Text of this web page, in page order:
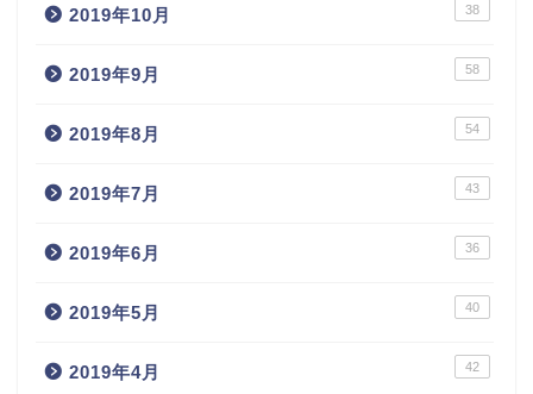
2019年10月 38
2019年9月 58
2019年8月 54
2019年7月 43
2019年6月 36
2019年5月 40
2019年4月 42